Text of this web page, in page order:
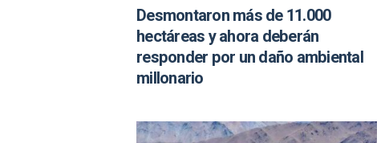
Desmontaron más de 11.000
hectáreas y ahora deberán
responder por un daño ambiental
millonario